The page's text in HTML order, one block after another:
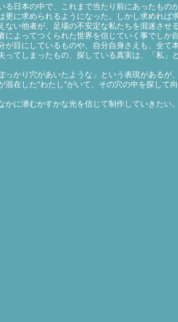
日本の中で、これまで当たり前にあったもの
更に求められるようになった。しかし求めれば
い他者が、足場の不安定な私たちを混迷させる
よってつくられた世界を信じていく事でしか
目にしているものや、自分自身さえも、全て
ってしまったもの、探している真実は、「私」
かり穴があいたような」という表現があるが
在した“わたし”がいて、その穴の中を探して
に潜むかすかな光を信じて制作していきたい。